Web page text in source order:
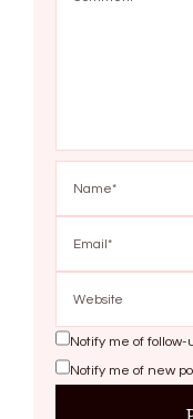
Notify me of
Notify me of new